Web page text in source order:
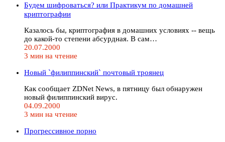
Будем шифроваться? или Практикум по домашней
криптографии
Казалось бы, криптография в домашних условиях -- вещь
до какой-то степени абсурдная. В сам…
20.07.2000
3 мин на чтение
Новый `филиппинский` почтовый троянец
Как сообщает ZDNet News, в пятницу был обнаружен
новый филиппинский вирус.
04.09.2000
3 мин на чтение
Прогрессивное порно